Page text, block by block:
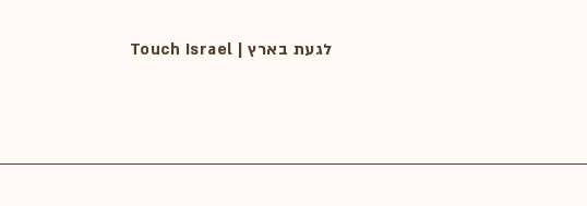
Touch Israel | לגעת בארץ